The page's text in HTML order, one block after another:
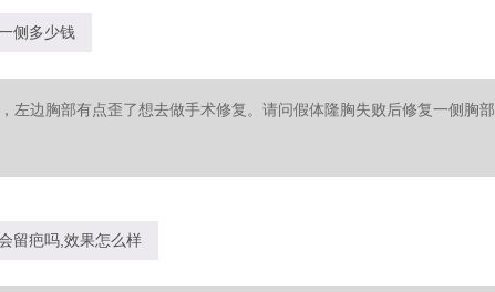
侧多少钱
左边胸部有点歪了想去做手术修复。请问假体隆胸失败后修复一侧胸部
留疤吗,效果怎么样